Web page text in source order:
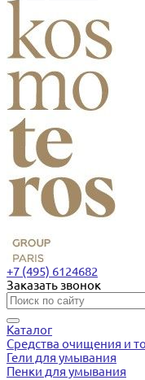
+7 (495) 6124682
Заказать звонок
Каталог
Средства очищения и
Гели для умывания
Пенки для умывания